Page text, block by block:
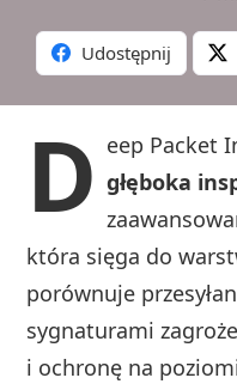
Udostępnij
D eep Packet
głęboka
która sięga do
porównuje
sygnaturami
i ochronę na